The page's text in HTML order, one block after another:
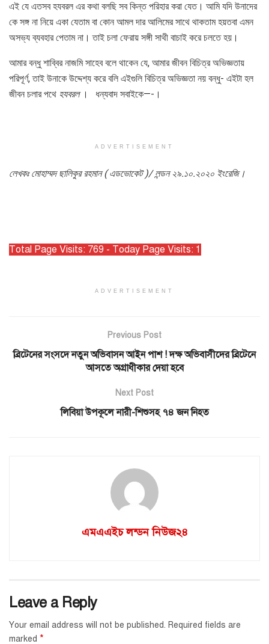
এই যে এতসব হযবরল এর কথা বলছি সব কিন্ত পরিহার করা যেত। আমি যদি উনাদের
কে সঙ্গ না নিয়ে একা যেতাম বা কোন আমল দার আলিমের সাথে থাকতাম হয়তবা এমন
অসভ্য ব্যবহার পেতাম না। তাই চলা ফেরায় সঙ্গী সাথী বাচাই করে চলতে হয়।
আমার বন্ধু শাব্বির নাজমি সাহেব বলে থাকেন যে, আমার জীবন বিচিত্র অভিজ্ঞতায়
পরিপূর্ণ, তাই উনাকে উদ্দেশ্য করে বলি এইগুলি বিচিত্র অভিজ্ঞতা নয় বন্ধু- এইটা হল
জীবন চলার পথে হযবরল । ধন্যবাদ সবাইকে—-।
ADVERTISEMENT
লেখকঃ মোহাম্মদ ছালিকুর রহমান ( এডভোকেট )/ লন্ডন ২৯.১০.২০২০ ইংরেজি।
Total Page Visits: 769 - Today Page Visits: 1
ADVERTISEMENT
Previous Post
ব্রিটেনের সংসদে নতুন অভিবাসন আইন পাশ ! দক্ষ অভিবাসীদের ব্রিটেনে
আসতে অগ্রাধীকার দেয়া হবে
Next Post
লিবিয়া উপকূলে নারী-শিশুসহ ৭৪ জন নিহত
এমএএইচ লন্ডন নিউজ২৪
Leave a Reply
Your email address will not be published. Required fields are
marked *